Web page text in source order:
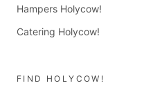
Hampers Holycow!
Catering Holycow!
FIND HOLYCOW!